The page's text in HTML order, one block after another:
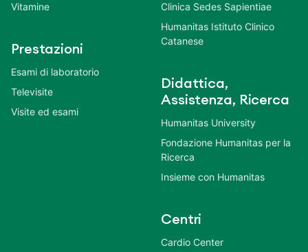
Vitamine
Prestazioni
Esami di laboratorio
Televisite
Visite ed esami
Clinica Sedes Sapientiae
Humanitas Istituto Clinico
Catanese
Didattica,
Assistenza, Ricerca
Humanitas University
Fondazione Humanitas per la
Ricerca
Insieme con Humanitas
Centri
Cardio Center